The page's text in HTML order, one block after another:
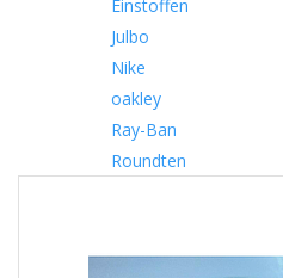
Einstoffen
Julbo
Nike
oakley
Ray-Ban
Roundten